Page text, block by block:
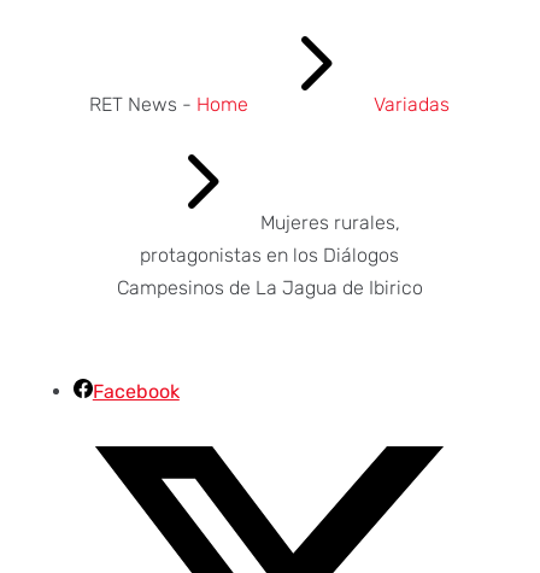
RET News - Home 5 Variadas
5
Mujeres rurales,
protagonistas en los Diálogos
Campesinos de La Jagua de Ibirico
Facebook